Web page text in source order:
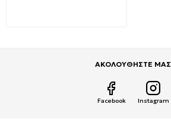
ΑΚΟΛΟΥΘΗΣΤΕ ΜΑΣ
Facebook Instagram